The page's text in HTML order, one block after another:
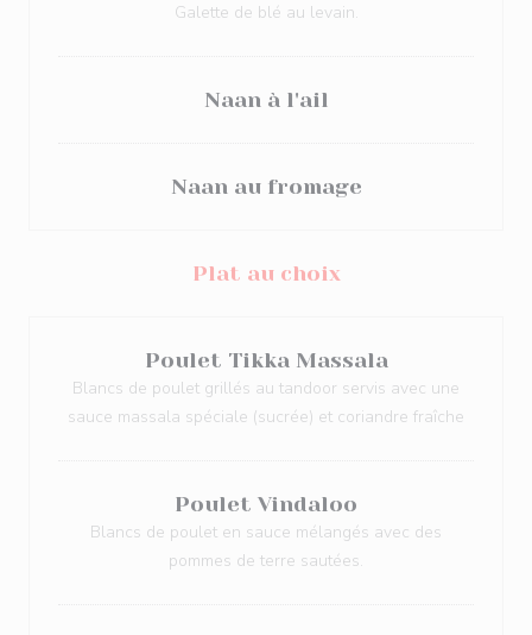
Galette de blé au levain.
Naan à l'ail
Naan au fromage
Plat au choix
Poulet Tikka Massala
Blancs de poulet grillés au tandoor servis avec une
sauce massala spéciale (sucrée) et coriandre fraîche
Poulet Vindaloo
Blancs de poulet en sauce mélangés avec des
pommes de terre sautées.